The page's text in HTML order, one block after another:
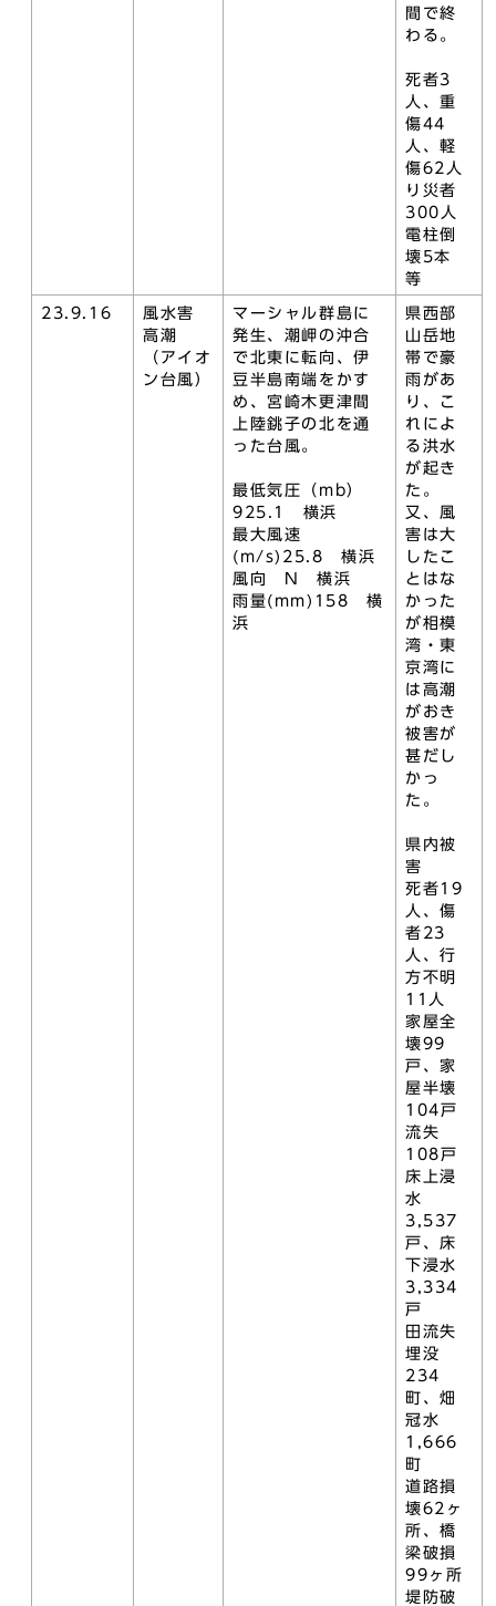
間で終
わる。
死者3
人、重
傷44
人、軽
傷62人
り災者
300人
電柱倒
壊5本
等
23.9.16
風水害
高潮
（アイオ
ン台風）
マーシャル群島に
発生、潮岬の沖合
で北東に転向、伊
豆半島南端をかす
め、宮崎木更津間
上陸銚子の北を通
った台風。
最低気圧（mb）
925.1 横浜
最大風速
(m/s)25.8 横浜
風向 N 横浜
雨量(mm)158 横
浜
県西部
山岳地
帯で豪
雨があ
り、こ
れによ
る洪水
が起き
た。
又、風
害は大
したこ
とはな
かった
が相模
湾・東
京湾に
は高潮
がおき
被害が
甚だし
かっ
た。
県内被
害
死者19
人、傷
者23
人、行
方不明
11人
家屋全
壊99
戸、家
屋半壊
104戸
流失
108戸
床上浸
水
3,537
戸、床
下浸水
3,334
戸
田流失
埋没
234
町、畑
冠水
1,666
町
道路損
壊62ヶ
所、橋
梁破損
99ヶ所
堤防破